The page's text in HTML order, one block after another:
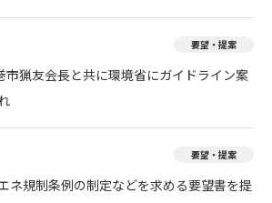
要望・提案
猟友会長と共に環境省にガイドライン案
要望・提案
ネ規制条例の制定などを求める要望書を提